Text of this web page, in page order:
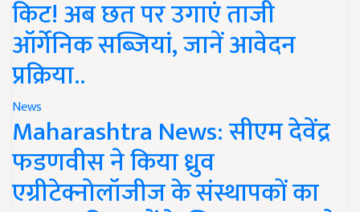
किट! अब छत पर उगाएं ताजी
ऑर्गेनिक सब्जियां, जानें आवेदन
प्रक्रिया..
News
Maharashtra News: सीएम देवेंद्र
फडणवीस ने किया ध्रुव
एग्रीटेक्नोलॉजीज के संस्थापकों का